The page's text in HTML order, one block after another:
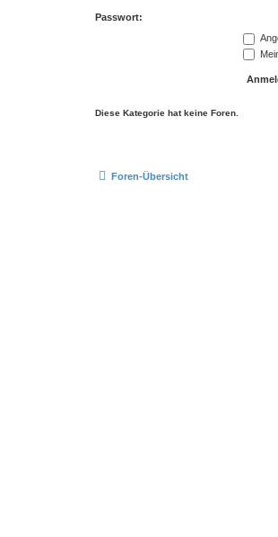
Passwort:
Diese Kategorie hat keine Foren.
Foren-Übersicht